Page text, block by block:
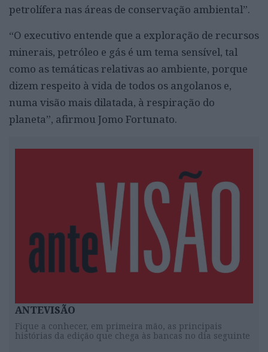
petrolífera nas áreas de conservação ambiental”.
“O executivo entende que a exploração de recursos
minerais, petróleo e gás é um tema sensível, tal
como as temáticas relativas ao ambiente, porque
dizem respeito à vida de todos os angolanos e,
numa visão mais dilatada, à respiração do
planeta”, afirmou Jomo Fortunato.
ANTEVISÃO
Fique a conhecer, em primeira mão, as principais
histórias da edição que chega às bancas no dia seguinte